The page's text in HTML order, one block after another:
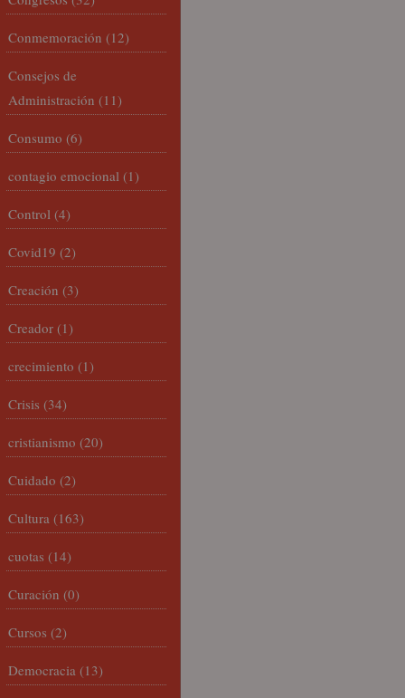
Conmemoración (12)
Consejos de
Administración (11)
Consumo (6)
contagio emocional (1)
Control (4)
Covid19 (2)
Creación (3)
Creador (1)
crecimiento (1)
Crisis (34)
cristianismo (20)
Cuidado (2)
Cultura (163)
cuotas (14)
Curación (0)
Cursos (2)
Democracia (13)